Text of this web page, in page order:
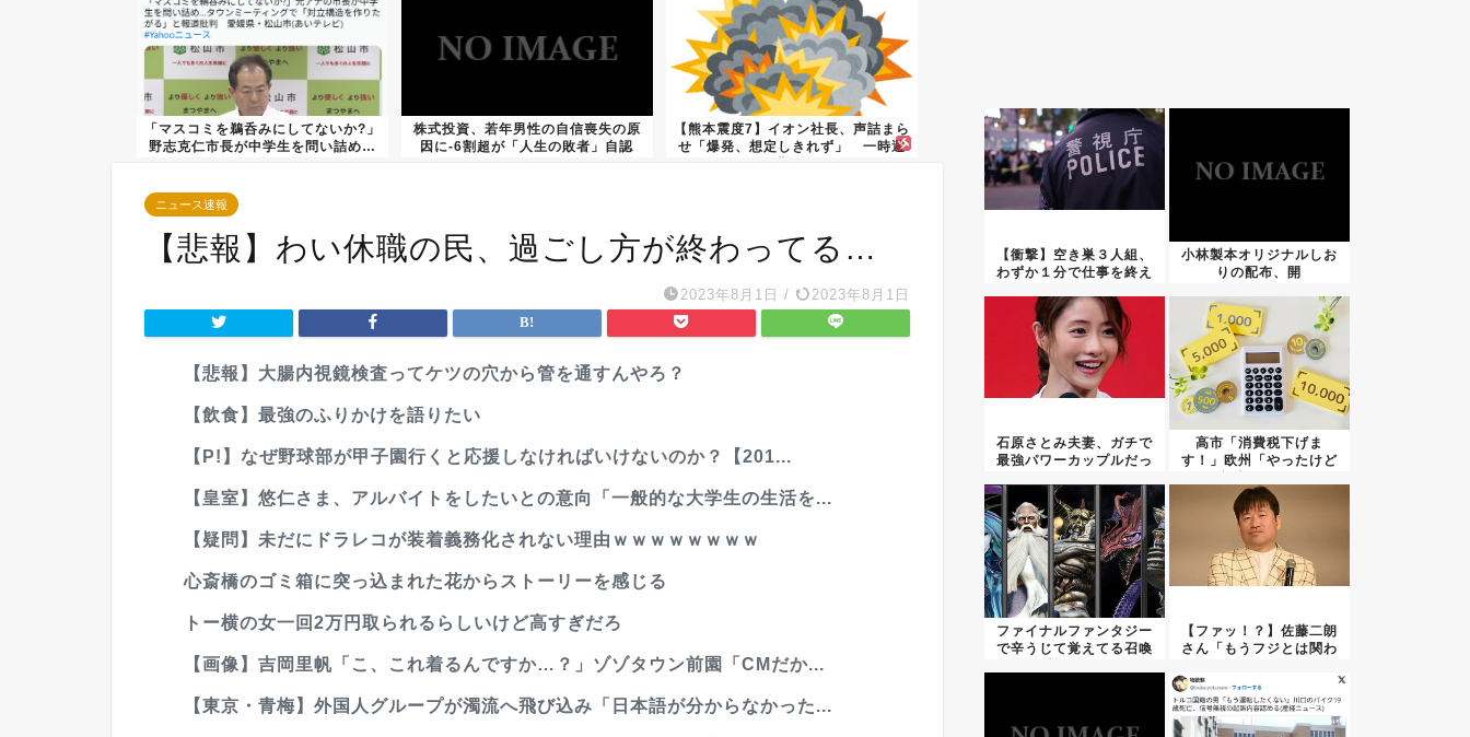
「マスコミを鵜呑みにしてないか?」
野志克仁市長が中学生を問い詰め…
株式投資、若年男性の自信喪失の原
因に-6割超が「人生の敗者」自認
【熊本震度7】イオン社長、声詰まら
せ「爆発、想定しきれず」 一時避
ニュース速報
【悲報】わい休職の民、過ごし方が終わってる…
2023年8月1日 / 2023年8月1日
【悲報】大腸内視鏡検査ってケツの穴から管を通すんやろ？
【飲食】最強のふりかけを語りたい
【P!】なぜ野球部が甲子園行くと応援しなければいけないのか？【201...
【皇室】悠仁さま、アルバイトをしたいとの意向「一般的な大学生の生活を...
【疑問】未だにドラレコが装着義務化されない理由ｗｗｗｗｗｗｗｗ
心斎橋のゴミ箱に突っ込まれた花からストーリーを感じる
トー横の女一回2万円取られるらしいけど高すぎだろ
【画像】吉岡里帆「こ、これ着るんですか…？」ゾゾタウン前園「CMだか...
【東京・青梅】外国人グループが濁流へ飛び込み「日本語が分からなかった...
【衝撃】空き巣３人組、
わずか１分で仕事を終え
小林製本オリジナルしお
りの配布、開
石原さとみ夫妻、ガチで
最強パワーカップルだっ
高市「消費税下げま
す！」欧州「やったけど
ファイナルファンタジー
で辛うじて覚えてる召喚
【ファッ！？】佐藤二朗
さん「もうフジとは関わ